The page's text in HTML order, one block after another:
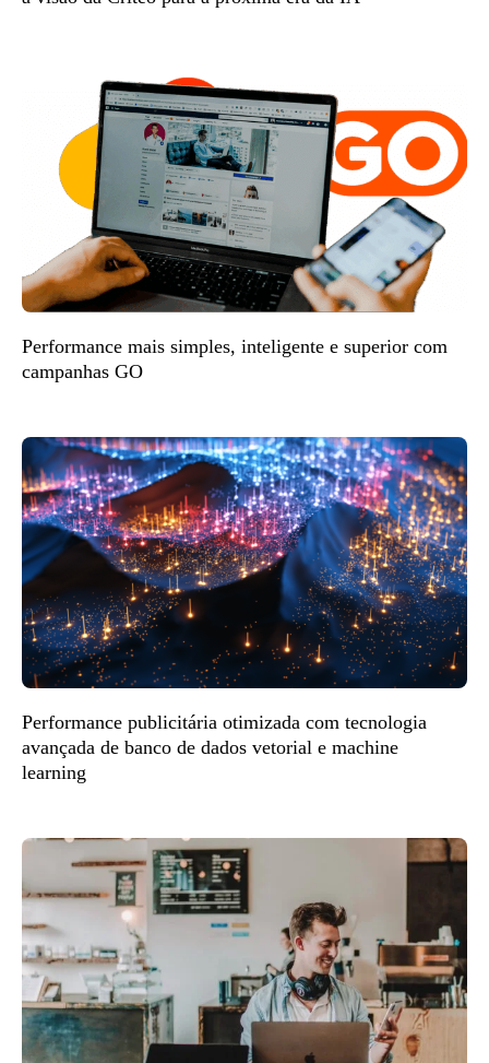
Performance mais simples, inteligente e superior com
campanhas GO
Performance publicitária otimizada com tecnologia
avançada de banco de dados vetorial e machine
learning